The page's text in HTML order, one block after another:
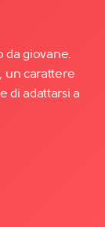
da giovane.
un carattere
di adattarsi a